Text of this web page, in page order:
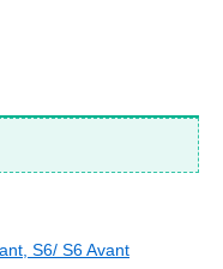
S6/ S6 Avant